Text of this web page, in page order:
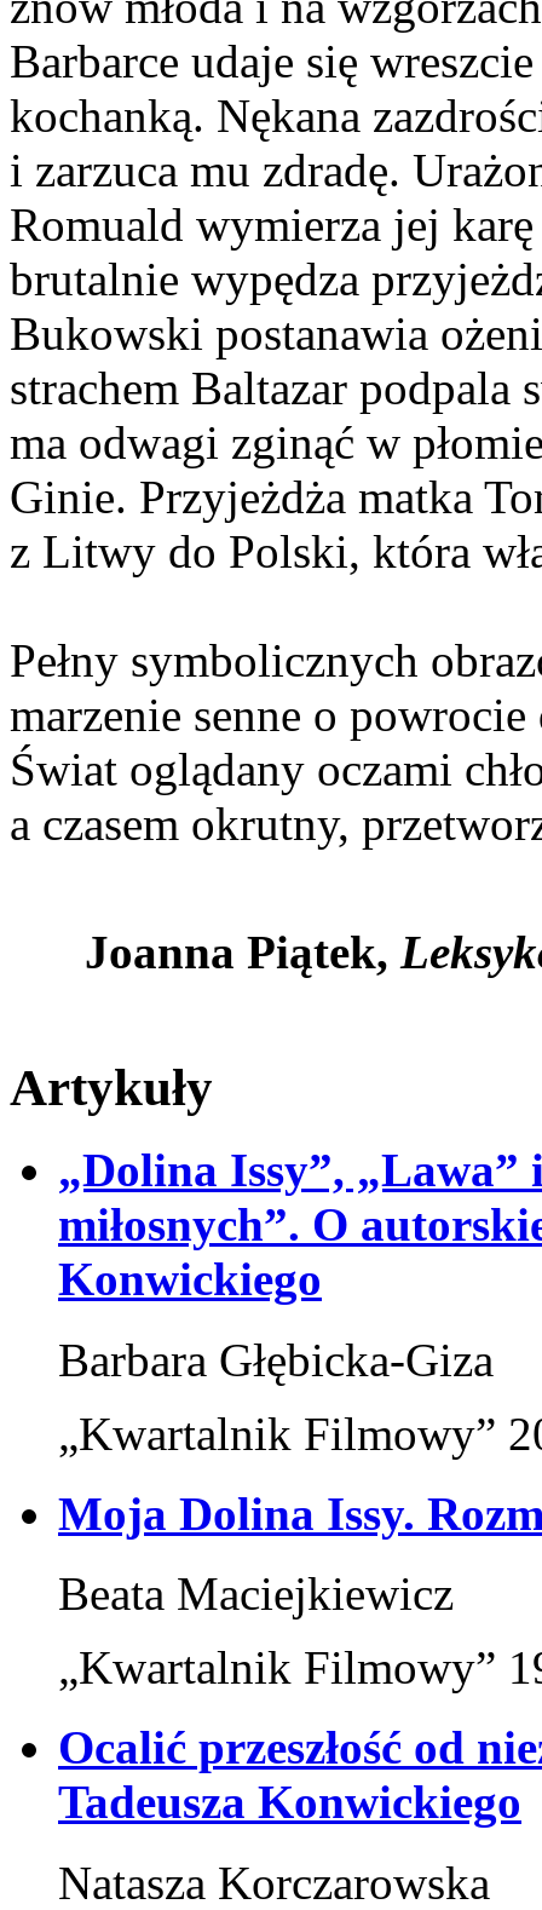
Barbarce udaje się
kochanką. Nękana
i zarzuca mu zdradę.
Romuald wymierza jej
brutalnie wypędza
Bukowski postanawia
strachem Baltazar podpala
ma odwagi zginąć w
Ginie. Przyjeżdża matka
z Litwy do Polski, która
Pełny symbolicznych
marzenie senne o
Świat oglądany oczami
a czasem okrutny,
Joanna Piątek,
Artykuły
„Dolina Issy”,
miłosnych”. O
Konwickiego
Barbara Głębicka-Giza
„Kwartalnik Filmowy”
Moja Dolina Issy.
Beata Maciejkiewicz
„Kwartalnik Filmowy”
Ocalić przeszłość od
Tadeusza Konwickiego
Natasza Korczarowska